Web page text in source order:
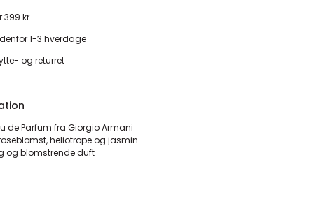
399 kr
1-3 hverdage
og returret
de Parfum fra Giorgio Armani
heliotrope og jasmin
og blomstrende duft